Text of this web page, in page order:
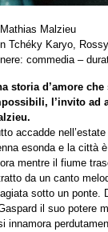
Malzieu
Tchéky Karyo,
commedia –
storia d’amore
l’invito ad
accadde
esonda e la città
mentre il fiume
da un canto
sotto un ponte.
il suo potere
innamora